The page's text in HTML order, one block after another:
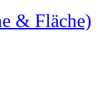
& Fläche)